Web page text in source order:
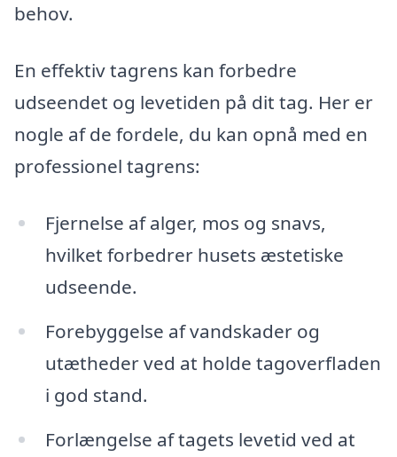
behov.
En effektiv tagrens kan forbedre
udseendet og levetiden på dit tag. Her er
nogle af de fordele, du kan opnå med en
professionel tagrens:
Fjernelse af alger, mos og snavs,
hvilket forbedrer husets æstetiske
udseende.
Forebyggelse af vandskader og
utætheder ved at holde tagoverfladen
i god stand.
Forlængelse af tagets levetid ved at